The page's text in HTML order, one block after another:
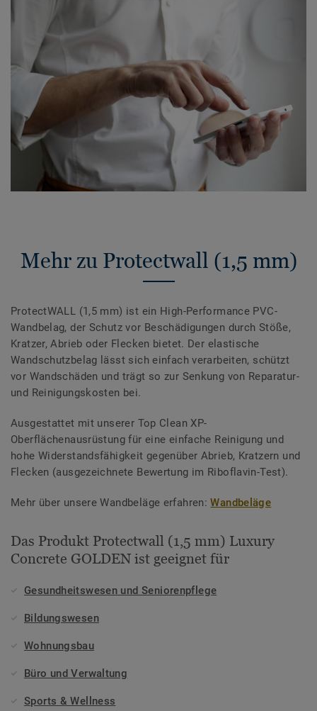
Mehr zu Protectwall (1,5 mm)
ProtectWALL (1,5 mm) ist ein High-Performance PVC-
Wandbelag, der Schutz vor Beschädigungen durch Stöße,
Kratzer, Abrieb oder Flecken bietet. Der elastische
Wandschutzbelag lässt sich einfach verarbeiten, schützt
vor Wandschäden und trägt so zur Senkung von Reparatur-
und Reinigungskosten bei.
Ausgestattet mit unserer Top Clean XP-
Oberflächenausrüstung für eine einfache Reinigung und
hohe Widerstandsfähigkeit gegenüber Abrieb, Kratzern und
Flecken (ausgezeichnete Bewertung im Riboflavin-Test).
Mehr über unsere Wandbeläge erfahren:Wandbeläge
Das Produkt Protectwall (1,5 mm) Luxury
Concrete GOLDEN ist geeignet für
Gesundheitswesen und Seniorenpflege
Bildungswesen
Wohnungsbau
Büro und Verwaltung
Sports & Wellness